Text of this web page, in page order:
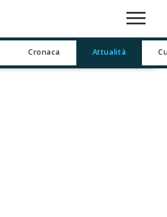
Cronaca Attualità